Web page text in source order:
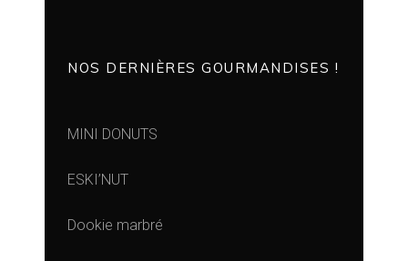
NOS DERNIÈRES GOURMANDISES !
MINI DONUTS
ESKI’NUT
Dookie marbré